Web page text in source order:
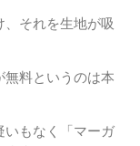
それを生地が吸
無料というのは本
もなく
「マーガ